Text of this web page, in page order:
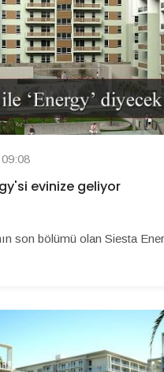
evinize geliyor
son bölümü olan Siesta